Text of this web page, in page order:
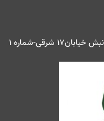
شرقی-شماره ۱